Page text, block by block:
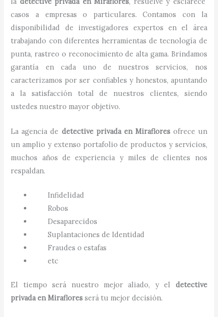
casos a empresas o particulares. Contamos con la
disponibilidad de investigadores expertos en el área
trabajando con diferentes herramientas de tecnología de
punta, rastreo o reconocimiento de alta gama. Brindamos
garantía en cada uno de nuestros servicios, nos
caracterizamos por ser confiables y honestos, apuntando
a la satisfacción total de nuestros clientes, siendo
ustedes nuestro mayor objetivo.
La agencia de detective privadaen Miraflores ofrece un
un amplio y extenso portafolio de productos y servicios,
muchos años de experiencia y miles de clientes nos
respaldan.
Infidelidad
Robos
Desaparecidos
Suplantaciones de Identidad
Fraudes o estafas
etc
El tiempo será nuestro mejor aliado, y el detective
privada en Mirafloresserá tu mejor decisión.